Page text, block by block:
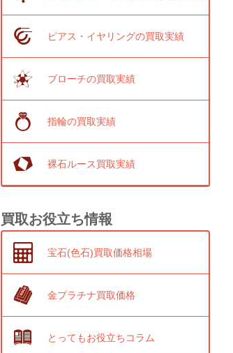
ピアス・イヤリングの買取実績
ブローチの買取実績
指輪の買取実績
裸石ルース買取実績
買取お役立ち情報
宝石(色石)買取価格相場
金プラチナ買取価格
とってもお役立ちコラム